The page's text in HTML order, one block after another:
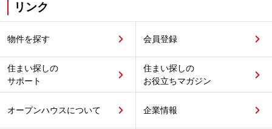
リンク
物件を探す 会員登録
住まい探しの
サポート
住まい探しの
お役立ちマガジン
オープンハウスについて 企業情報